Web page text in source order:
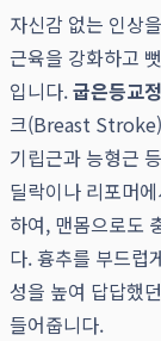
자신감 없는 인상
근육을 강화하고
입니다.굽은등교정
크(Breast
기립근과 능형근
딜락이나 리포머
하여, 맨몸으로도
다. 흉추를 부드럽
성을 높여 답답했
들어줍니다.